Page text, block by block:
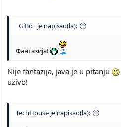
_GiBo_ je napisao(la):
Фантазија!
Nije fantazija, java je u pitanju
uzivo!
TechHouse je napisao(la):